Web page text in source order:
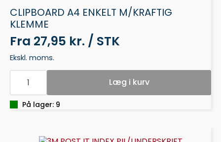
CLIPBOARD A4 ENKELT M/KRAFTIG
KLEMME
Fra 27,95 kr. / STK
Ekskl. moms.
CLIPBOARD
ENKELT
M/KRAFTIG
KLEMME
Læg i kurv
På lager: 9